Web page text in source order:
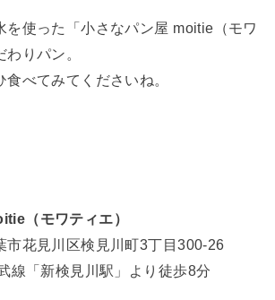
を使った「小さなパン屋 moitie（モワ
りパン。
べてみてくださいね。
（モワティエ）
市花見川区検見川町3丁目300-26
線「新検見川駅」より徒歩8分